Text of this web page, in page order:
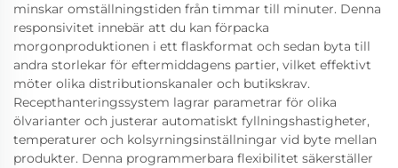
minskar omställningstiden från timmar till minuter. Denna
responsivitet innebär att du kan förpacka
morgonproduktionen i ett flaskformat och sedan byta till
andra storlekar för eftermiddagens partier, vilket effektivt
möter olika distributionskanaler och butikskrav.
Recepthanteringssystem lagrar parametrar för olika
ölvarianter och justerar automatiskt fyllningshastigheter,
temperaturer och kolsyrningsinställningar vid byte mellan
produkter. Denna programmerbara flexibilitet säkerställer